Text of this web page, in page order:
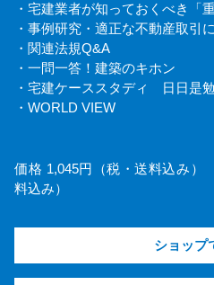
・宅建業者が知っておくべき「
・事例研究・適正な不動産取引
・関連法規Q&A
・一問一答！建築のキホン
・宅建ケーススタディ 日日是
・WORLD VIEW
価格 1,045円（税・送料込み
料込み）
ショップ